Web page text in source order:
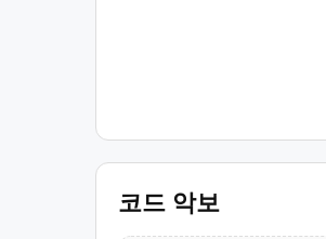
코드 악보